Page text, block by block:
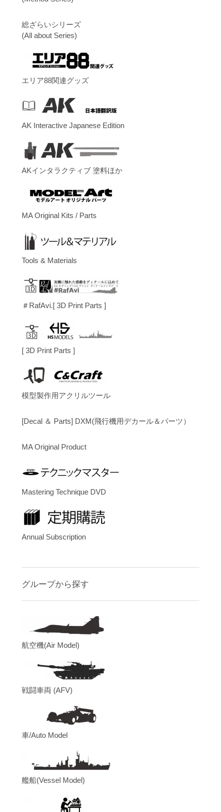
総ざらいシリーズ
(All about Series)
エリア88関連グッズ
AK Interactive Japanese Edition
AKインタラクティブ 塗料ほか
MA Original Kits / Parts
Tools & Materials
＃RafAvi.[ 3D Print Parts ]
[ 3D Print Parts ]
模型製作用アクリルツール
[Decal ＆ Parts] DXM(飛行機用デカール＆パーツ）
MA Original Product
Mastering Technique DVD
Annual Subscription
グループから探す
航空機(Air Model)
戦闘車両 (AFV)
車/Auto Model
艦船(Vessel Model)